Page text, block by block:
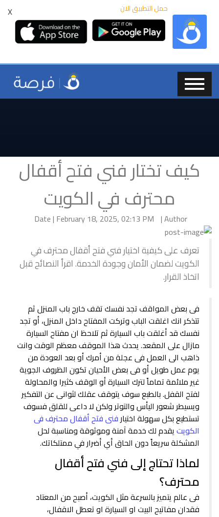
X حمل التطبيق الان
كيف تختار فني فتح أقفال
محترف في الكويت
Author |
Date | February 18, 2025, 02:13 PM
تعرف على كيفية اختيار فني فتح أقفال محترف في
الكويت لضمان الأمان وجودة الخدمة. اقرأ النصائح قبل
اتخاذ القرار.
فى بعض المواقف تجد نفسك تقف خارج باب المنزل ثم
تتذكر انك اغلقت الباب وتركت المفتاح داخل المنزل، أو تجد
نفسك قد أغلقت باب السيارة ثم تلاحظ ان مفتاح السيارة
مازال على المقعد. يحدث هذا الموقف معظم الوقت وانت
ذاهب الى العمل فى عجلة من أمرك أو بعد العودة من
يوم عمل طويل أو فى بعض الأحيان تكون الظروف الجوية
غير ملائمة تماماً لترك السيارة أو الوقف كثيرا والمحاولة
لفتح القفل. بالطبع سوف يتوقف عقلك لثوانى عن التفكير
ويسيطر شعور اليأس والتوتر ولكن لا داعى للقلق فسوف
تستطيع بكل سهولة اختيارفنى فتح أقفال محترف فى
الكويتيقدم لك خدمة آمنة وموثوقة ومناسبة لحل
المشكلة سريعاً دون الحاق أي أضرار في ممتلكاتك.
لماذا تحتاج إلى فني فتح أقفال
محترف؟
فى عالم يتميز بالسرعة مثل الكويت، أصبح من المعتاد
فقدان مفاتيح البيت او السيارة او تعطل الاقفال،